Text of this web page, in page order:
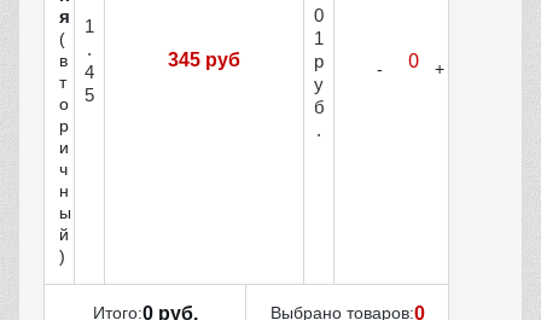
я
(
в
т
о
р
и
ч
н
ы
й
)
1
.
4
5
345 руб
0
1
р
у
б
.
Итого:0 руб. Выбрано товаров:0